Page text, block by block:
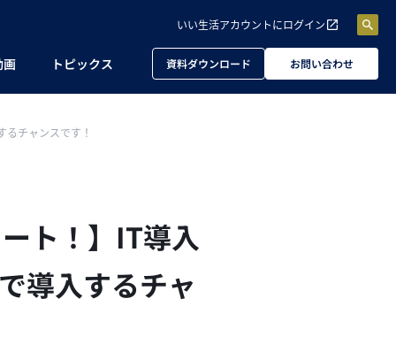
いい生活アカウントにログイン
画 トピックス 資料ダウンロード お問い合わせ
チャンスです！
ト！】IT導入
導入するチャ